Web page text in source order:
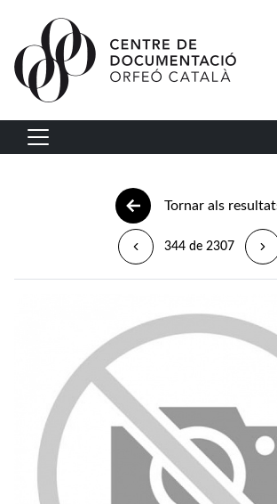
Vés al contingut
Navegació principal
Tornar als
344 de 2307